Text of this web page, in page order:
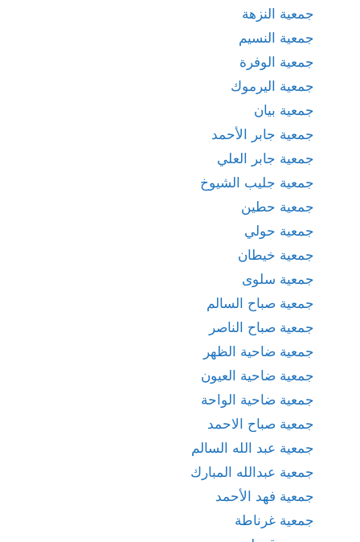
جمعية النزهة
جمعية النسيم
جمعية الوفرة
جمعية اليرموك
جمعية بيان
جمعية جابر الأحمد
جمعية جابر العلي
جمعية جليب الشيوخ
جمعية حطين
جمعية حولي
جمعية خيطان
جمعية سلوى
جمعية صباح السالم
جمعية صباح الناصر
جمعية ضاحية الظهر
جمعية ضاحية العيون
جمعية ضاحية الواحة
جمعية صباح الاحمد
جمعية عبد الله السالم
جمعية عبدالله المبارك
جمعية فهد الأحمد
جمعية غرناطة